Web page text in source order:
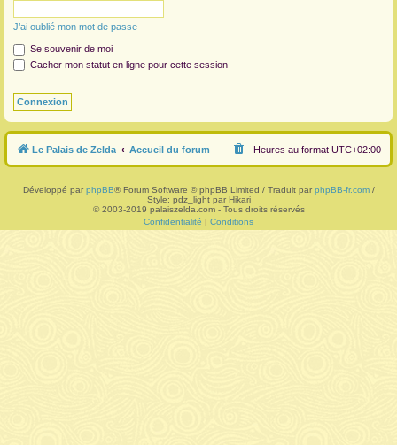
J’ai oublié mon mot de passe
Se souvenir de moi
Cacher mon statut en ligne pour cette session
Le Palais de Zelda Accueil du forum Heures au format UTC+02:00
Développé par phpBB® Forum Software © phpBB Limited / Traduit par phpBB-fr.com/
Style: pdz_light par Hikari
© 2003-2019 palaiszelda.com - Tous droits réservés
Confidentialité | Conditions